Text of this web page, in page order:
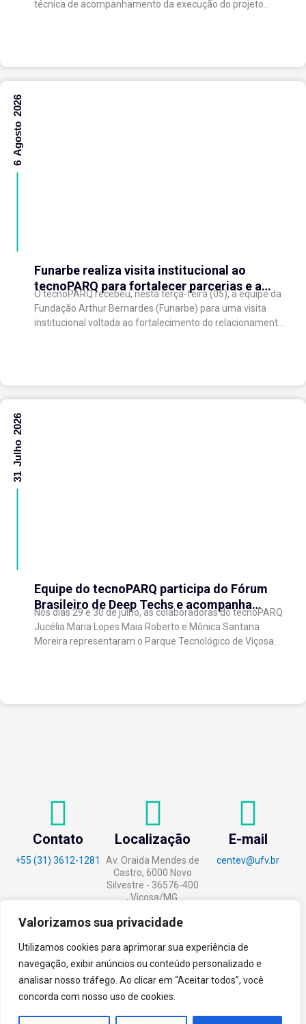
Valorizamos sua privacidade
Utilizamos cookies para aprimorar sua experiência de
navegação, exibir anúncios ou conteúdo personalizado e
analisar nosso tráfego. Ao clicar em “Aceitar todos”, você
concorda com nosso uso de cookies.
técnica de acompanhamento da execução do projeto
Funarbe realiza visita institucional ao
tecnoPARQ para fortalecer parcerias e a
gestão da inovação
O tecnoPARQ recebeu, nesta terça-feira (05), a equipe da
Fundação Arthur Bernardes (Funarbe) para uma visita
institucional voltada ao fortalecimento do relacionamento
6 Agosto 2026
Equipe do tecnoPARQ participa do Fórum
Brasileiro de Deep Techs e acompanha
debates sobre políticas para inovação
científica
Nos dias 29 e 30 de julho, as colaboradoras do tecnoPARQ
Jucélia Maria Lopes Maia Roberto e Mônica Santana
Moreira representaram o Parque Tecnológico de Viçosa
31 Julho 2026
Contato
+55 (31) 3612-1281
Localização
Av. Oraida Mendes de
Castro, 6000 Novo
Silvestre - 36576-400
, Viçosa/MG.
E-mail
centev@ufv.br
tecnoPARQ © 2021 porDigital
Pixel